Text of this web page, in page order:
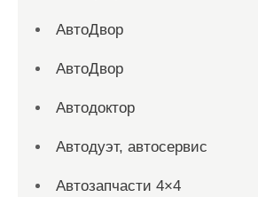
АвтоДвор
АвтоДвор
Автодоктор
Автодуэт, автосервис
Автозапчасти 4×4